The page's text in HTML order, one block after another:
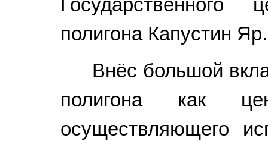
полигона Капустин Яр.
Внёс большой
полигона как
осуществляющего